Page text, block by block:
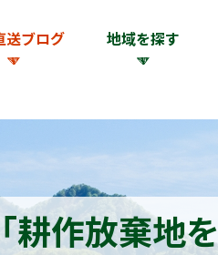
送ブログ 地域を探す
耕作放棄地